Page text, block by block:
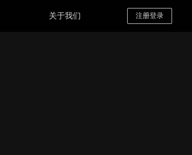
关于我们 注册登录